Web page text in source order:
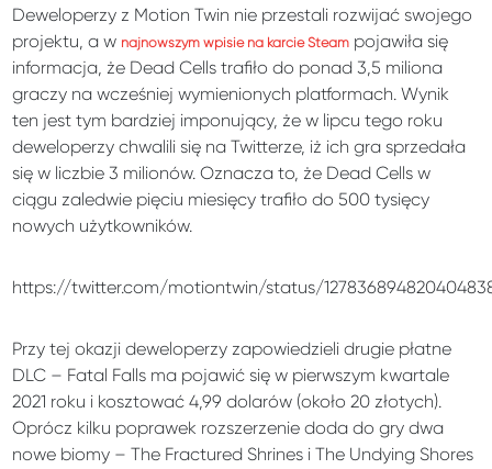
Deweloperzy z Motion Twin nie przestali rozwijać swojego
projektu, a w najnowszym wpisie na karcie Steam pojawiła się
informacja, że Dead Cells trafiło do ponad 3,5 miliona
graczy na wcześniej wymienionych platformach. Wynik
ten jest tym bardziej imponujący, że w lipcu tego roku
deweloperzy chwalili się na Twitterze, iż ich gra sprzedała
się w liczbie 3 milionów. Oznacza to, że Dead Cells w
ciągu zaledwie pięciu miesięcy trafiło do 500 tysięcy
nowych użytkowników.
https://twitter.com/motiontwin/status/
Przy tej okazji deweloperzy zapowiedzieli drugie płatne
DLC – Fatal Falls ma pojawić się w pierwszym kwartale
2021 roku i kosztować 4,99 dolarów (około 20 złotych).
Oprócz kilku poprawek rozszerzenie doda do gry dwa
nowe biomy – The Fractured Shrines i The Undying Shores